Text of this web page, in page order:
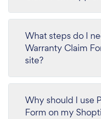
What steps do I
Warranty Claim
site?
Why should I use